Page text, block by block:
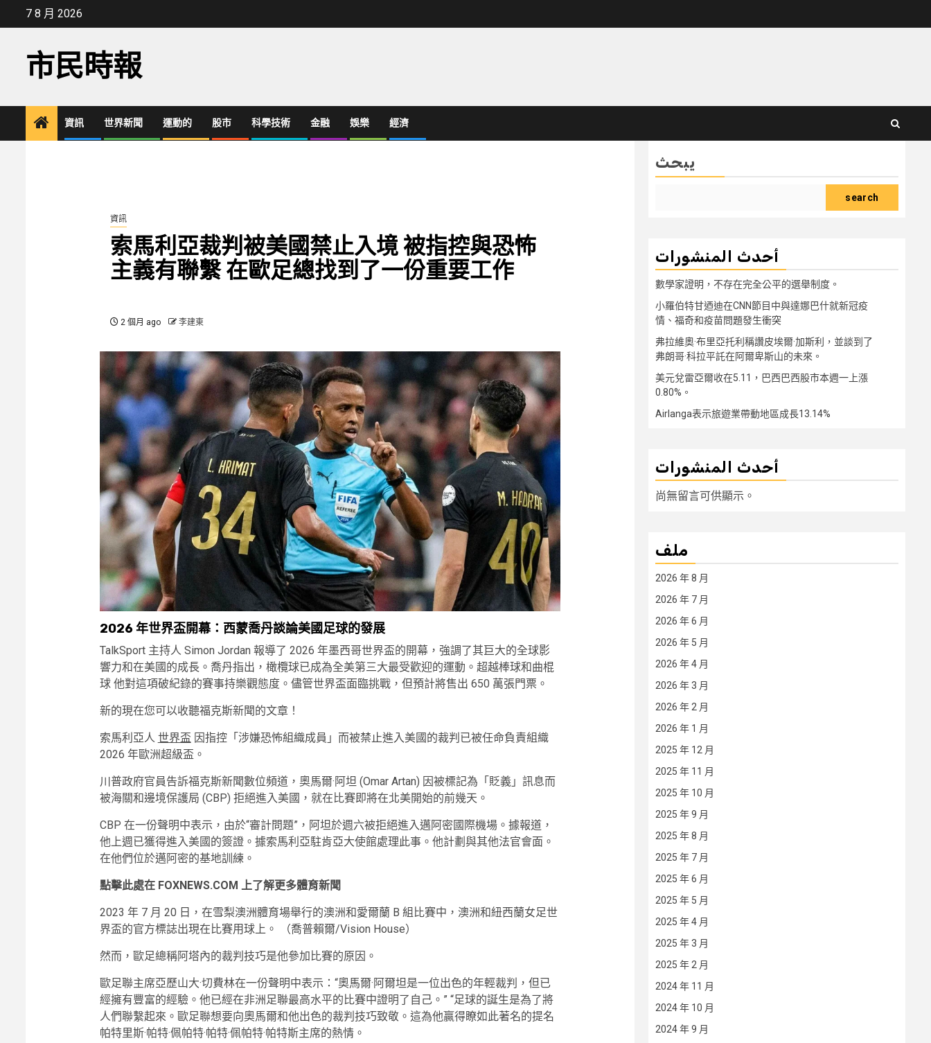
7 8 月 2026
市民時報
資訊 世界新聞 運動的 股市 科學技術 金融 娛樂 經濟
資訊
索馬利亞裁判被美國禁止入境 被指控與恐怖
主義有聯繫 在歐足總找到了一份重要工作
2 個月 ago 李建東
2026 年世界盃開幕：西蒙喬丹談論美國足球的發展
TalkSport 主持人 Simon Jordan 報導了 2026 年墨西哥世界盃的開幕，強調了其巨大的全球影
響力和在美國的成長。喬丹指出，橄欖球已成為全美第三大最受歡迎的運動。超越棒球和曲棍
球 他對這項破紀錄的賽事持樂觀態度。儘管世界盃面臨挑戰，但預計將售出 650 萬張門票。
新的現在您可以收聽福克斯新聞的文章！
索馬利亞人 世界盃 因指控「涉嫌恐怖組織成員」而被禁止進入美國的裁判已被任命負責組織
2026 年歐洲超級盃。
川普政府官員告訴福克斯新聞數位頻道，奧馬爾·阿坦 (Omar Artan) 因被標記為「貶義」訊息而
被海關和邊境保護局 (CBP) 拒絕進入美國，就在比賽即將在北美開始的前幾天。
CBP 在一份聲明中表示，由於“審計問題”，阿坦於週六被拒絕進入邁阿密國際機場。據報道，
他上週已獲得進入美國的簽證。據索馬利亞駐肯亞大使館處理此事。他計劃與其他法官會面。
在他們位於邁阿密的基地訓練。
點擊此處在 FOXNEWS.COM 上了解更多體育新聞
2023 年 7 月 20 日，在雪梨澳洲體育場舉行的澳洲和愛爾蘭 B 組比賽中，澳洲和紐西蘭女足世
界盃的官方標誌出現在比賽用球上。
（喬普賴爾/Vision House）
然而，歐足總稱阿塔內的裁判技巧是他參加比賽的原因。
歐足聯主席亞歷山大·切費林在一份聲明中表示：“奧馬爾·阿爾坦是一位出色的年輕裁判，但已
經擁有豐富的經驗。他已經在非洲足聯最高水平的比賽中證明了自己。” “足球的誕生是為了將
人們聯繫起來。歐足聯想要向奧馬爾和他出色的裁判技巧致敬。這為他贏得瞭如此著名的提名
帕特里斯·帕特·佩帕特·帕特·佩帕特·帕特斯主席的熱情。
يبحث
search
أحدث المنشورات
數學家證明，不存在完全公平的選舉制度。
小羅伯特甘迺迪在CNN節目中與達娜巴什就新冠疫
情、福奇和疫苗問題發生衝突
弗拉維奧·布里亞托利稱讚皮埃爾·加斯利，並談到了
弗朗哥·科拉平託在阿爾卑斯山的未來。
美元兌雷亞爾收在5.11，巴西巴西股市本週一上漲
0.80%。
Airlanga表示旅遊業帶動地區成長13.14%
أحدث المنشورات
尚無留言可供顯示。
ملف
2026 年 8 月
2026 年 7 月
2026 年 6 月
2026 年 5 月
2026 年 4 月
2026 年 3 月
2026 年 2 月
2026 年 1 月
2025 年 12 月
2025 年 11 月
2025 年 10 月
2025 年 9 月
2025 年 8 月
2025 年 7 月
2025 年 6 月
2025 年 5 月
2025 年 4 月
2025 年 3 月
2025 年 2 月
2024 年 11 月
2024 年 10 月
2024 年 9 月